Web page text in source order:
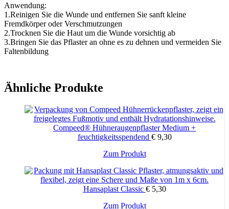
Anwendung:
1.Reinigen Sie die Wunde und entfernen Sie sanft kleine
Fremdkörper oder Verschmutzungen
2.Trocknen Sie die Haut um die Wunde vorsichtig ab
3.Bringen Sie das Pflaster an ohne es zu dehnen und vermeiden Sie
Faltenbildung
Ähnliche Produkte
Compeed® Hühneraugenpflaster Medium +
feuchtigkeitsspendend €9,30
Zum Produkt
Hansaplast Classic €5,30
Zum Produkt